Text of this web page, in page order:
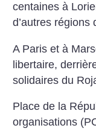
centaines à
d’autres régions
A Paris et à
libertaire,
solidaires du
Place de la
organisations